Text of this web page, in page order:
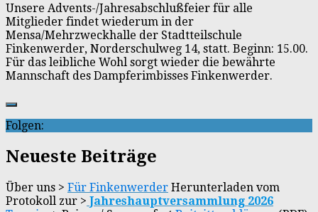
Unsere Advents-/Jahresabschlußfeier für alle
Mitglieder findet wiederum in der
Mensa/Mehrzweckhalle der Stadtteilschule
Finkenwerder, Norderschulweg 14, statt. Beginn: 15.00.
Für das leibliche Wohl sorgt wieder die bewährte
Mannschaft des Dampferimbisses Finkenwerder.
Folgen:
Neueste Beiträge
Über uns > Für Finkenwerder Herunterladen vom
Protokoll zur > Jahreshauptversammlung 2026